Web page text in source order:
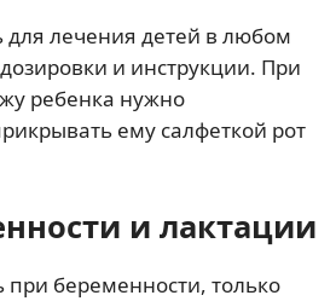
лечения детей в любом
и инструкции. При
ребенка нужно
ему салфеткой рот
и лактации
беременности, только